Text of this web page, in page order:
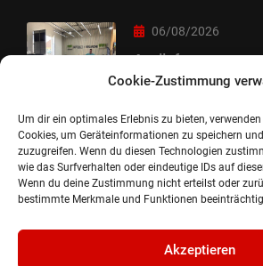
Cookie-Zustimmung
Um dir ein optimales Erlebnis zu bieten,
Cookies, um Geräteinformationen zu speichern
zuzugreifen. Wenn du diesen Technologien
wie das Surfverhalten oder eindeutige IDs auf
Wenn du deine Zustimmung nicht erteilst oder
bestimmte Merkmale und Funktionen
Akzeptieren
06/08/2026
Auslieferung
05/08/2026
Auslieferung :-)